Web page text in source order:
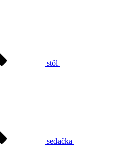
stôl
sedačka